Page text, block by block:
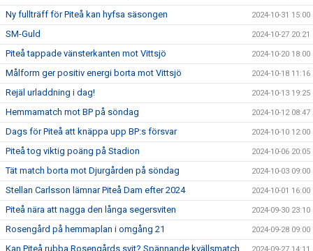
Ny fullträff för Piteå kan hyfsa säsongen 2024-10-31 15:00
SM-Guld 2024-10-27 20:21
Piteå tappade vänsterkanten mot Vittsjö 2024-10-20 18:00
Målform ger positiv energi borta mot Vittsjö 2024-10-18 11:16
Rejäl urladdning i dag! 2024-10-13 19:25
Hemmamatch mot BP på söndag 2024-10-12 08:47
Dags för Piteå att knäppa upp BP:s försvar 2024-10-10 12:00
Piteå tog viktig poäng på Stadion 2024-10-06 20:05
Tät match borta mot Djurgården på söndag 2024-10-03 09:00
Stellan Carlsson lämnar Piteå Dam efter 2024 2024-10-01 16:00
Piteå nära att nagga den långa segersviten 2024-09-30 23:10
Rosengård på hemmaplan i omgång 21 2024-09-28 09:00
Kan Piteå rubba Rosengårds svit? Spännande kvällsmatch